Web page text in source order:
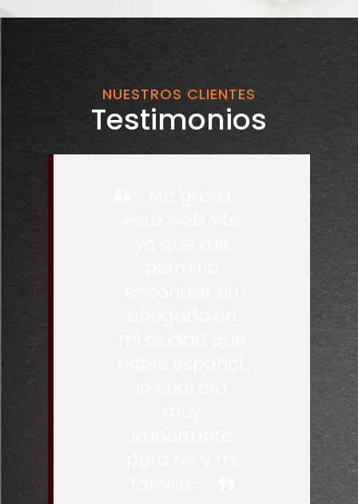
NUESTROS CLIENTES
Testimonios